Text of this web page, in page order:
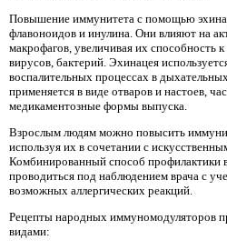
Повышение иммунитета с помощью
флавоноидов и инулина. Они влияют на
макрофагов, увеличивая их
вирусов, бактерий. Эхинацея
воспалительных процессах в
применяется в виде отваров и настоев,
медикаментозные формы выпуска.
Взрослым людям можно повысить
используя их в сочетании с
Комбинированный способ профилактики
проводиться под наблюдением врача с
возможных аллергических реакций.
Рецепты народных иммуномодуляторов
видами: